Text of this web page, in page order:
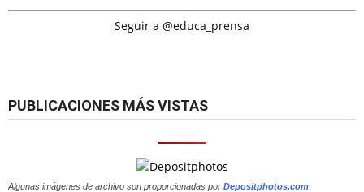
Seguir a @educa_prensa
PUBLICACIONES MÁS VISTAS
Algunas imágenes de archivo son proporcionadas por Depositphotos.com